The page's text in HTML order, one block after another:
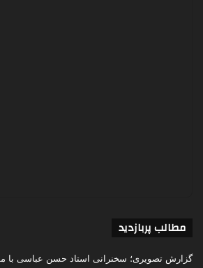
مطالب پربازدید
گزارش تصویری؛ سخنرانی استاد حسن عباسی با